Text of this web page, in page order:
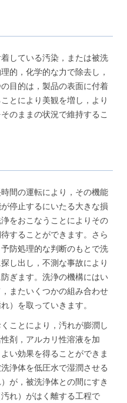
している汚染，または被洗
的，化学的な力で除去し，
目的は，製品の表面に付着
とにより美観を増し，より
のままの状況で維持するこ
間の運転により，その機能
停止するにいたる大きな損
をおこなうことによりその
することができます。さら
防処理的な判断のもとで洗
し出し，不測な事故により
ぎます。洗浄の機構にはい
またいくつかの組み合わせ
）を取っていきます。
ことにより，汚れが膨潤し
剤，アルカリ性溶液を加
い効果を得ることができま
浄体を低圧水で湿潤させる
が，被洗浄体との間にすき
れ）がはく離する工程で